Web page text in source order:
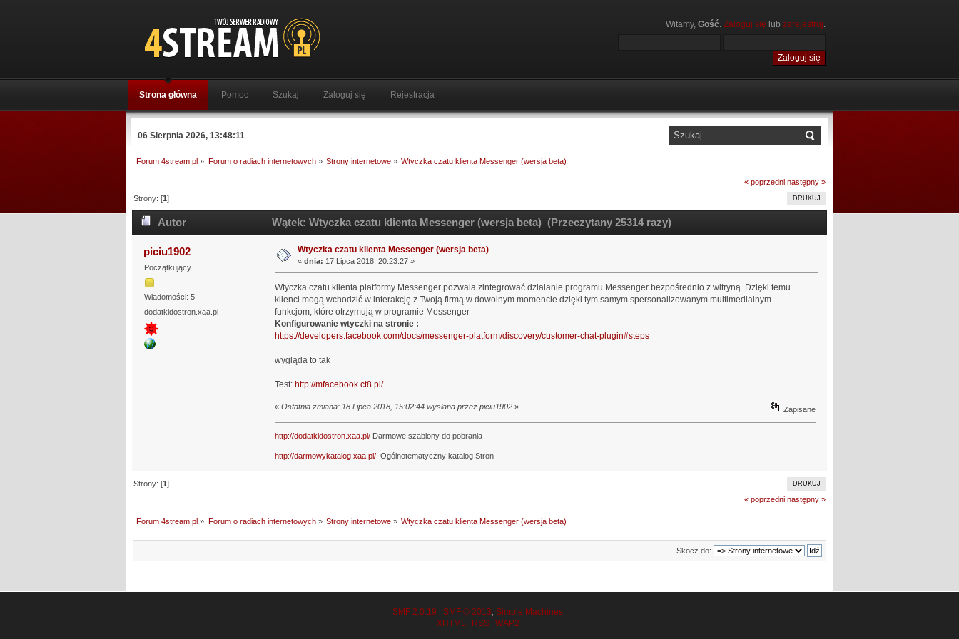
Witamy, Gość. Zaloguj się lub zarejestruj.
Strona główna Pomoc Szukaj Zaloguj się Rejestracja
06 Sierpnia 2026, 13:48:11
Forum 4stream.pl » Forum o radiach internetowych» Strony internetowe» Wtyczka czatu klienta Messenger (wersja beta)
« poprzedni następny »
DRUKUJ
Strony: [1]
Autor Wątek: Wtyczka czatu klienta Messenger (wersja beta) (Przeczytany 25314 razy)
piciu1902
Początkujący
Wiadomości: 5
dodatkidostron.xaa.pl
Wtyczka czatu klienta Messenger (wersja beta)
« dnia: 17 Lipca 2018, 20:23:27 »
Wtyczka czatu klienta platformy Messenger pozwala zintegrować działanie programu Messenger bezpośrednio z witryną. Dzięki temu
klienci mogą wchodzić w interakcję z Twoją firmą w dowolnym momencie dzięki tym samym spersonalizowanym multimedialnym
funkcjom, które otrzymują w programie Messenger
Konfigurowanie wtyczki na stronie :
https://developers.facebook.com/docs/messenger-platform/discovery/customer-chat-plugin#steps
wygląda to tak
Test: http://mfacebook.ct8.pl/
« Ostatnia zmiana: 18 Lipca 2018, 15:02:44 wysłana przez piciu1902» Zapisane
http://dodatkidostron.xaa.pl/Darmowe szablony do pobrania
http://darmowykatalog.xaa.pl/Ogólnotematyczny katalog Stron
DRUKUJ
Strony: [1]
« poprzedni następny »
Forum 4stream.pl » Forum o radiach internetowych» Strony internetowe» Wtyczka czatu klienta Messenger (wersja beta)
Skocz do:
SMF 2.0.19 SMF © 2013 Simple Machines
XHTML
RSS WAP2